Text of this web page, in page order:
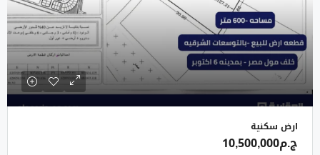
ارض سكنية
ج.م10,500,000